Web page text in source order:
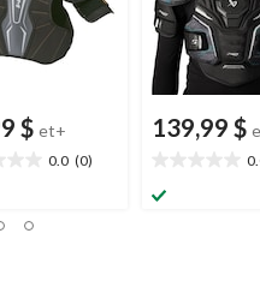
$ et+
0.0 (0)
139,99 $
étoile(s)